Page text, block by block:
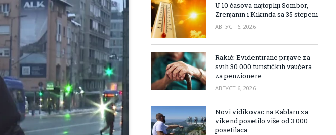
U 10 časova najtopliji Sombor,
Zrenjanin i Kikinda sa 35 stepeni
АВГУСТ 6, 2026
Rakić: Evidentirane prijave za
svih 30.000 turističkih vaučera
za penzionere
АВГУСТ 6, 2026
Novi vidikovac na Kablaru za
vikend posetilo više od 3.000
posetilaca